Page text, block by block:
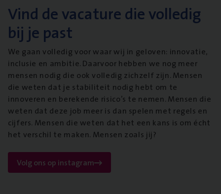
Vind de vacature die volledig
bij je past
We gaan volledig voor waar wij in geloven: innovatie,
inclusie en ambitie. Daarvoor hebben we nog meer
mensen nodig die ook volledig zichzelf zijn. Mensen
die weten dat je stabiliteit nodig hebt om te
innoveren en berekende risico’s te nemen. Mensen die
weten dat deze job meer is dan spelen met regels en
cijfers. Mensen die weten dat het een kans is om écht
het verschil te maken. Mensen zoals jij?
Volg ons op instagram